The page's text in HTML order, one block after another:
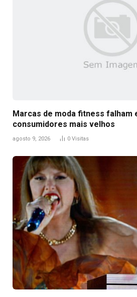
Marcas de moda fitness falham
consumidores mais velhos
agosto 9, 2026 0 Visitas